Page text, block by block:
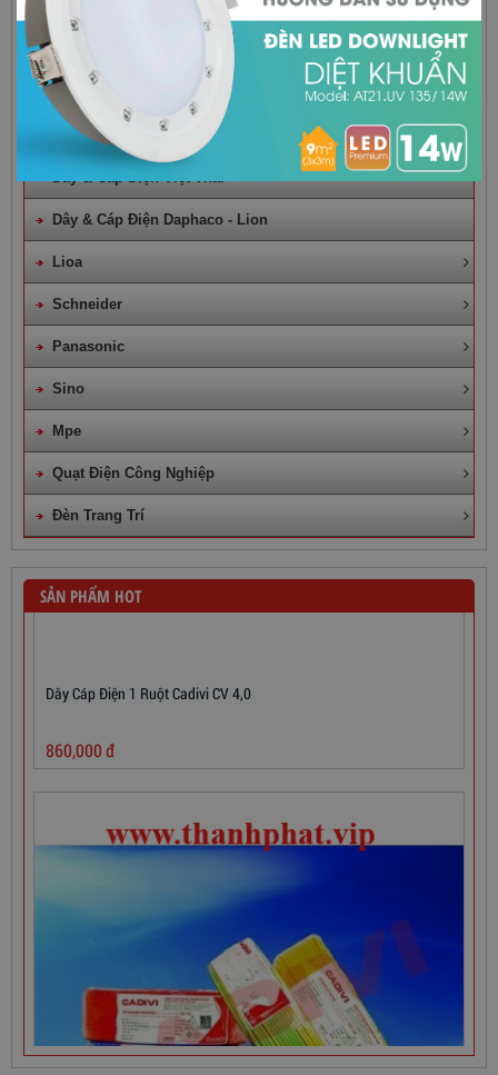
Điện Quang
Rạng Đông
Dây & Cáp Điện Cadivi
Dây & Cáp Điện Việt Thái
Dây & Cáp Điện Daphaco - Lion
Lioa
Schneider
Panasonic
Sino
Mpe
Quạt Điện Công Nghiệp
Đèn Trang Trí
SẢN PHẨM HOT